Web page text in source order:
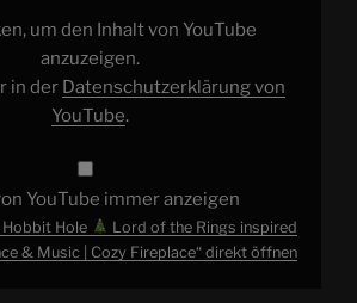
um den Inhalt von YouTube
anzuzeigen.
in der Datenschutzerklärung von
YouTube.
YouTube immer anzeigen
Hobbit Hole
Lord of the Rings inspired
& Music | Cozy Fireplace“ direkt öffnen